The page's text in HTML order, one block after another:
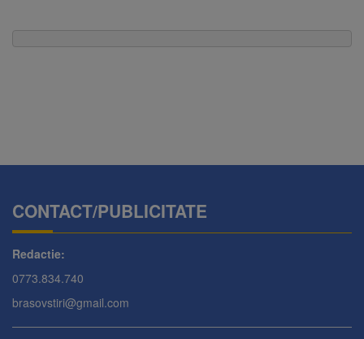
CONTACT/PUBLICITATE
Redactie:
0773.834.740
brasovstiri@gmail.com